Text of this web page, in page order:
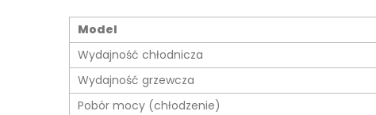
Model
Wydajność chłodnicza
Wydajność grzewcza
Pobór mocy (chłodzenie)